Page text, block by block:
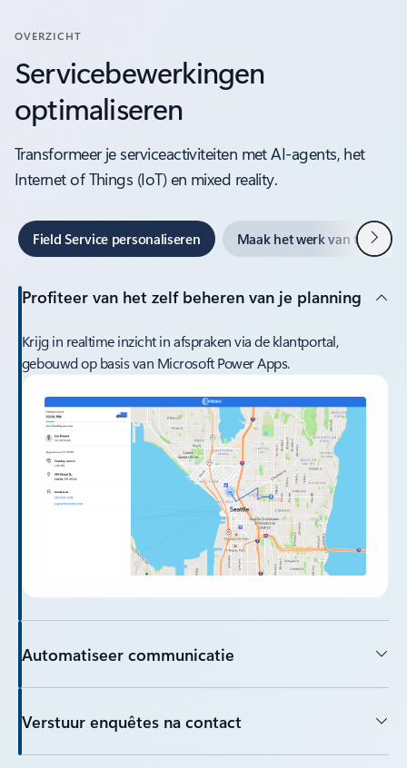
OVERZICHT
Servicebewerkingen
optimaliseren
Transformeer je serviceactiviteiten met AI-agents, het
Internet of Things (IoT) en mixed reality.
Field Service personaliseren Maak het werk van technici
Profiteer van het zelf beheren van je planning
Krijg in realtime inzicht in afspraken via de klantportal,
gebouwd op basis van Microsoft Power Apps.
Automatiseer communicatie
Verstuur enquêtes na contact